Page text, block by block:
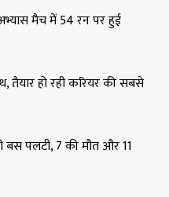
मैच में 54 रन पर हुई
तैयार हो रही करियर की सबसे
बस पलटी, 7 की मौत और 11